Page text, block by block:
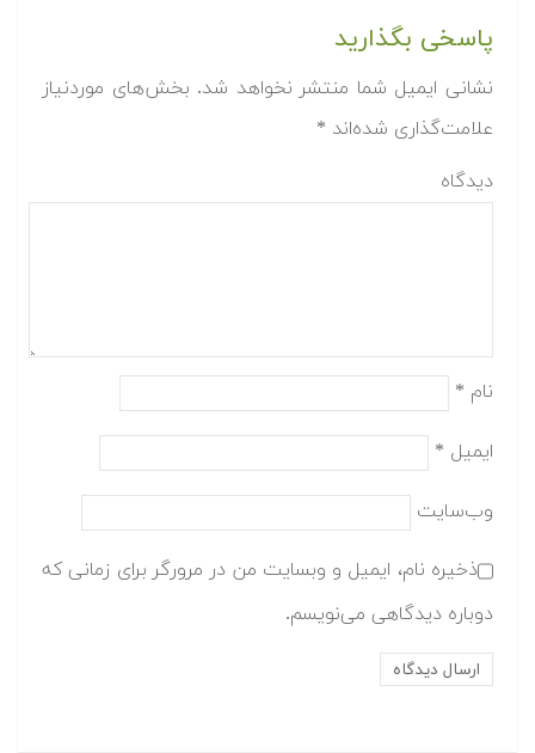
پاسخی بگذارید
نشانی ایمیل شما منتشر نخواهد شد. بخش‌های موردنیاز
علامت‌گذاری شده‌اند *
دیدگاه
نام *
ایمیل *
وب‌سایت
ذخیره نام، ایمیل و وبسایت من در مرورگر برای زمانی که
دوباره دیدگاهی می‌نویسم.